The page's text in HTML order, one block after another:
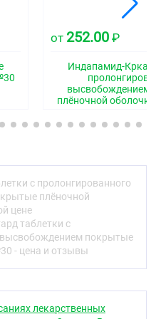
или почти белого
— почти белого
группа
лекарственное
сульфонамида
диуретикам,
ионов натрия в
нефрона. При этом
ионов калия и магния,
диуреза и
от 252.00 ₽
Индапамид-Крка
высвобождением
плёночной
с пролонгированного
плёночной
цене
таблетки с
высвобождением покрытые
- цена и отзывы
лекарственных